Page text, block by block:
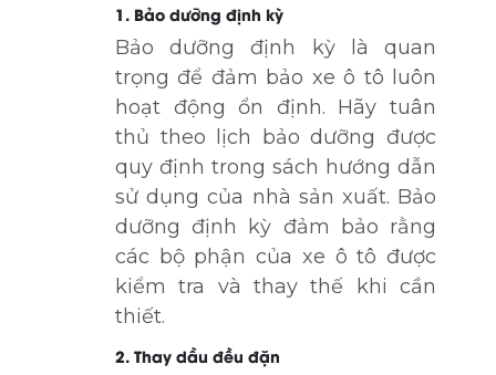
1. Bảo dưỡng định kỳ
Bảo dưỡng định kỳ là quan
trọng để đảm bảo xe ô tô luôn
hoạt động ổn định. Hãy tuân
thủ theo lịch bảo dưỡng được
quy định trong sách hướng dẫn
sử dụng của nhà sản xuất. Bảo
dưỡng định kỳ đảm bảo rằng
các bộ phận của xe ô tô được
kiểm tra và thay thế khi cần
thiết.
2. Thay dầu đều đặn